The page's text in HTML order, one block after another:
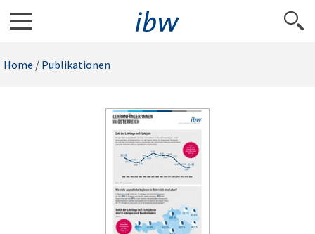
Home / Publikationen